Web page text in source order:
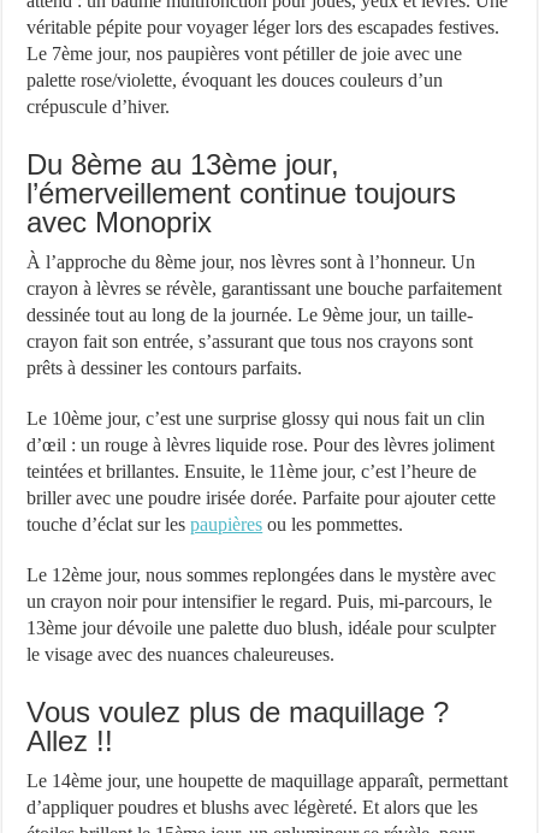
véritable pépite pour voyager léger lors des escapades festives.
Le 7ème jour, nos paupières vont pétiller de joie avec une
palette rose/violette, évoquant les douces couleurs d’un
crépuscule d’hiver.
Du 8ème au 13ème jour,
l’émerveillement continue toujours
avec Monoprix
À l’approche du 8ème jour, nos lèvres sont à l’honneur. Un
crayon à lèvres se révèle, garantissant une bouche parfaitement
dessinée tout au long de la journée. Le 9ème jour, un taille-
crayon fait son entrée, s’assurant que tous nos crayons sont
prêts à dessiner les contours parfaits.
Le 10ème jour, c’est une surprise glossy qui nous fait un clin
d’œil : un rouge à lèvres liquide rose. Pour des lèvres joliment
teintées et brillantes. Ensuite, le 11ème jour, c’est l’heure de
briller avec une poudre irisée dorée. Parfaite pour ajouter cette
touche d’éclat sur lespaupières ou les pommettes.
Le 12ème jour, nous sommes replongées dans le mystère avec
un crayon noir pour intensifier le regard. Puis, mi-parcours, le
13ème jour dévoile une palette duo blush, idéale pour sculpter
le visage avec des nuances chaleureuses.
Vous voulez plus de maquillage ?
Allez !!
Le 14ème jour, une houpette de maquillage apparaît, permettant
d’appliquer poudres et blushs avec légèreté. Et alors que les